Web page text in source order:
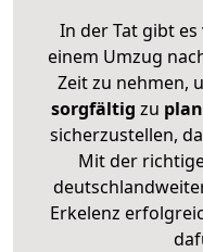
In der Tat gibt
einem Umzug
Zeit zu nehmen,
sorgfältig zu
sicherzustellen,
Mit der
Erkelenz